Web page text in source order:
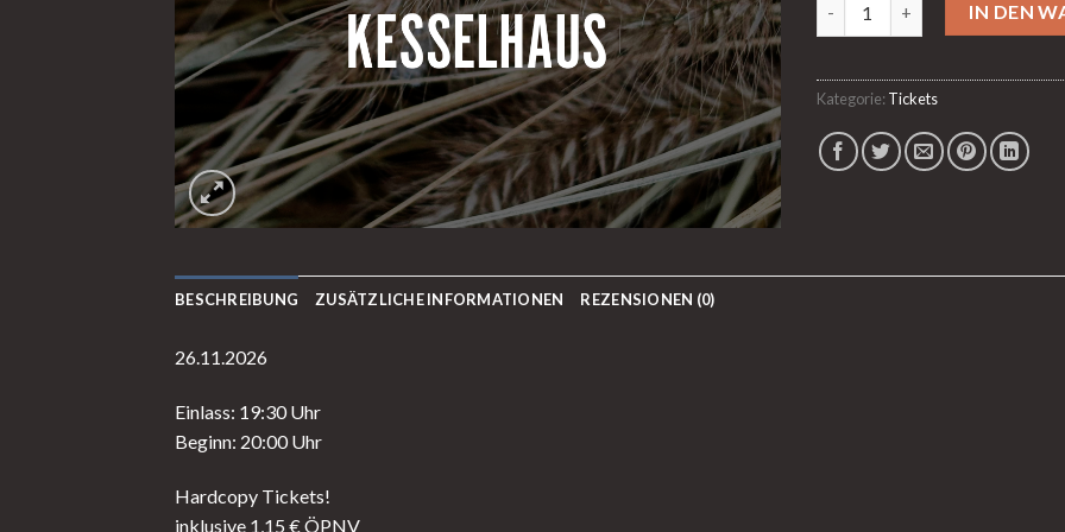
IN DEN
Kategorie: Tickets
BESCHREIBUNG ZUSÄTZLICHE INFORMATIONEN REZENSIONEN (0)
26.11.2026
Einlass: 19:30 Uhr
Beginn: 20:00 Uhr
Hardcopy Tickets!
inklusive 1,15 € ÖPNV